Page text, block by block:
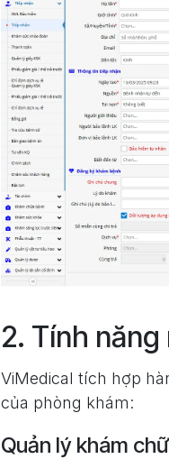
2. Tính
ViMedical tích hợp
của phòng khám:
Quản lý khám